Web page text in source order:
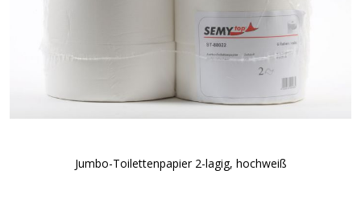
Jumbo-Toilettenpapier 2-lagig, hochweiß